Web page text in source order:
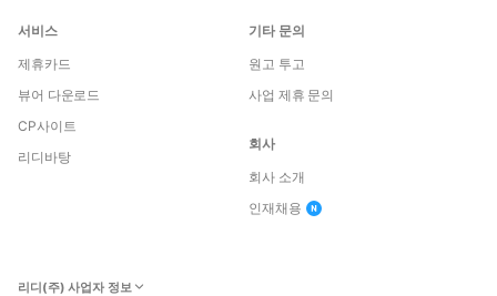
서비스
제휴카드
뷰어 다운로드
CP사이트
리디바탕
기타 문의
원고 투고
사업 제휴 문의
회사
회사 소개
인재채용
리디(주) 사업자 정보